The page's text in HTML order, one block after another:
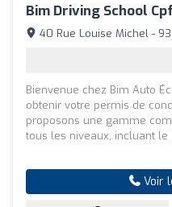
Bim Driving School
40 Rue Louise Michel -
Bienvenue chez Bim Auto
obtenir votre permis de
proposons une gamme
tous les niveaux, incluant le
Voir